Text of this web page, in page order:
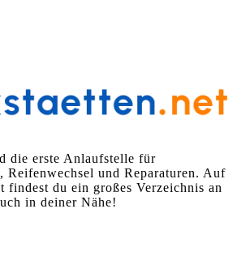
die erste Anlaufstelle für
Reifenwechsel und Reparaturen. Auf
findest du ein großes Verzeichnis an
in deiner Nähe!